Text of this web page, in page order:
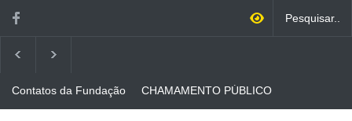
Contatos da Fundação
CHAMAMENTO PÚBLICO
CREDENCIAMENTO DE